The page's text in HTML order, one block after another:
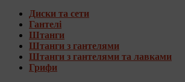
Диски та сети
Гантелі
Штанги
Штанги з гантелями
Штанги з гантелями та лавками
Грифи